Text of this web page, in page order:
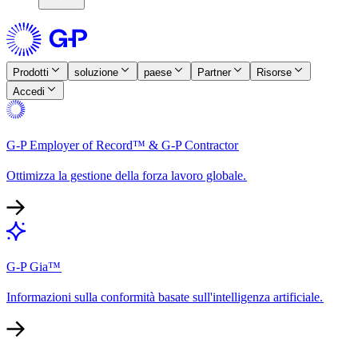
Prodotti​​ soluzione​​ paese​​ Partner​​
Risorse​​
Accedi​​
G-P Employer of Record™ & G-P Contractor​​
Ottimizza la gestione della forza lavoro globale.​​
G-P Gia™​​
Informazioni sulla conformità basate sull'intelligenza artificiale.​​